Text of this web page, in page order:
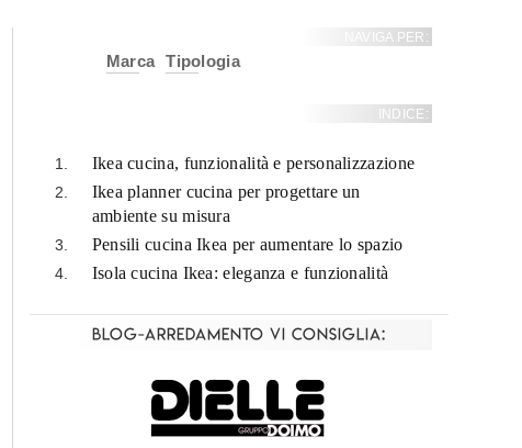
NAVIGA PER:
Marca Tipologia
INDICE:
Ikea cucina, funzionalità e personalizzazione
Ikea planner cucina per progettare un
ambiente su misura
Pensili cucina Ikea per aumentare lo spazio
Isola cucina Ikea: eleganza e funzionalità
Blog-Arredamento vi consiglia: